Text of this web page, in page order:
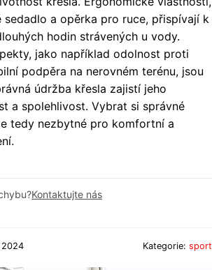
sedadlo a opěrka pro ruce, přispívají k
hodin strávených u vody.
jako například odolnost proti
podpěra na nerovném terénu, jsou
údržba křesla zajistí jeho
a spolehlivost. Vybrat si správné
tedy nezbytné pro komfortní a
Kontaktujte nás
2024 Kategorie: sport